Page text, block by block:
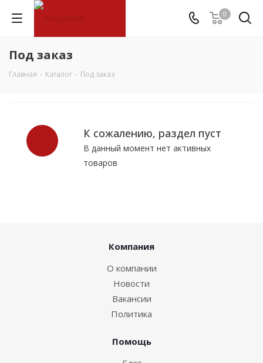
0
Под заказ
Главная - Каталог - Под заказ
К сожалению, раздел пуст
В данный момент нет активных
товаров
Компания
О компании
Новости
Вакансии
Политика
Помощь